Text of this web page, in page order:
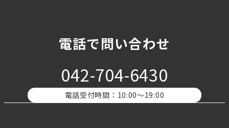
電話で問い合わせ
042-704-6430
電話受付時間：10:00〜19:00